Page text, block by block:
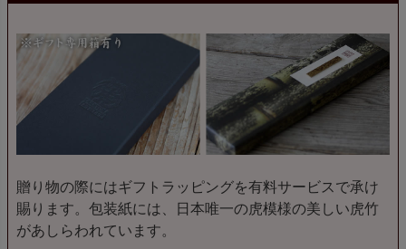
贈り物の際にはギフトラッピングを有料サービスで承け
賜ります。包装紙には、日本唯一の虎模様の美しい虎竹
があしらわれています。